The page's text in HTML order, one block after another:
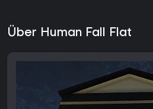
Über Human Fall Flat